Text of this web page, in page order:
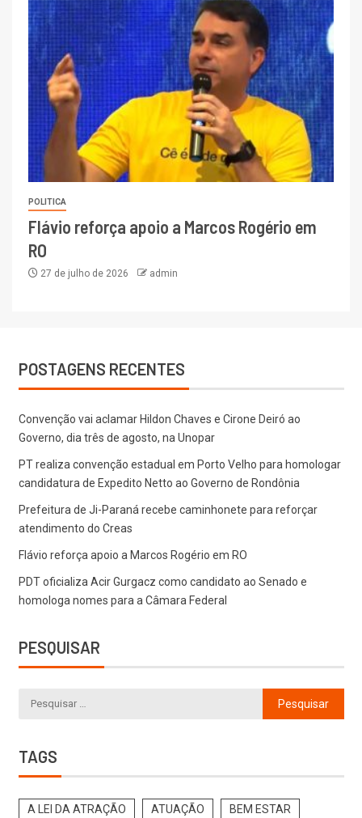
POLITICA
Flávio reforça apoio a Marcos Rogério em
RO
27 de julho de 2026 admin
POSTAGENS RECENTES
Convenção vai aclamar Hildon Chaves e Cirone Deiró ao
Governo, dia três de agosto, na Unopar
PT realiza convenção estadual em Porto Velho para homologar
candidatura de Expedito Netto ao Governo de Rondônia
Prefeitura de Ji-Paraná recebe caminhonete para reforçar
atendimento do Creas
Flávio reforça apoio a Marcos Rogério em RO
PDT oficializa Acir Gurgacz como candidato ao Senado e
homologa nomes para a Câmara Federal
PESQUISAR
TAGS
A LEI DA ATRAÇÃO ATUAÇÃO BEM ESTAR